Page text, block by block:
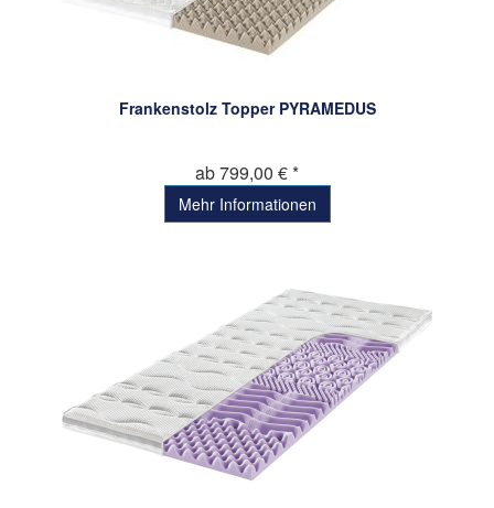
Frankenstolz Topper PYRAMEDUS
ab 799,00 € *
Mehr Informationen